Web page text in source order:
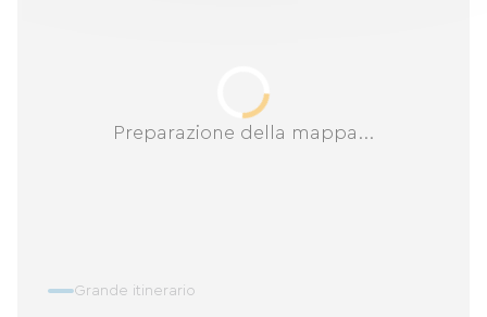
Preparazione della mappa...
Grande itinerario